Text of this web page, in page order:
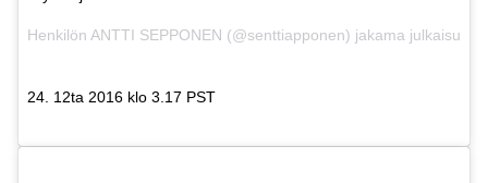
Henkilön ANTTI SEPPONEN (@senttiapponen) jakama julkaisu
24. 12ta 2016 klo 3.17 PST